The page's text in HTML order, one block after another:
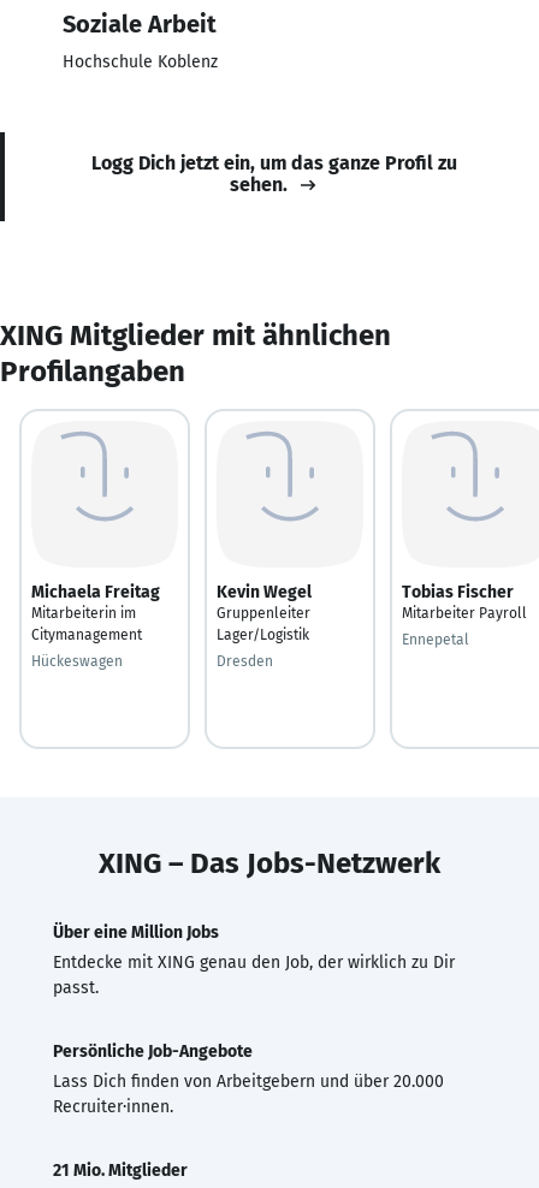
Soziale Arbeit
Hochschule Koblenz
Logg Dich jetzt ein, um das ganze Profil zu
sehen.
XING Mitglieder mit ähnlichen
Profilangaben
Michaela Freitag
Mitarbeiterin im
Citymanagement
Hückeswagen
Kevin Wegel
Gruppenleiter
Lager/Logistik
Dresden
Tobias Fischer
Mitarbeiter Payroll
Ennepetal
XING – Das Jobs-Netzwerk
Über eine Million Jobs
Entdecke mit XING genau den Job, der wirklich zu Dir
passt.
Persönliche Job-Angebote
Lass Dich finden von Arbeitgebern und über 20.000
Recruiter·innen.
21 Mio. Mitglieder